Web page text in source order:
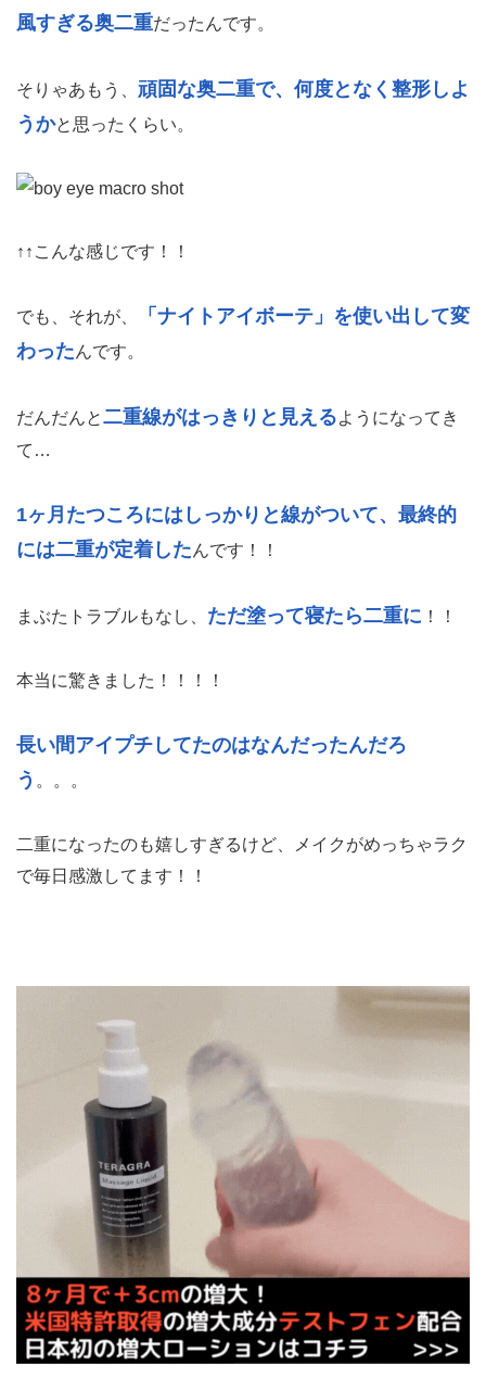
風すぎる奥二重だったんです。
そりゃあもう、 頑固な奥二重で、何度となく整形しよ
うかと思ったくらい。
↑↑こんな感じです！！
でも、それが、
「ナイトアイボーテ」を使い出して変
わったんです。
だんだんと二重線がはっきりと見えるようになってき
て…
1ヶ月たつころにはしっかりと線がついて、最終的
には二重が定着したんです！！
まぶたトラブルもなし、 ただ塗って寝たら二重に ！！
本当に驚きました！！！！
長い間アイプチしてたのはなんだったんだろ
う 。。。
二重になったのも嬉しすぎるけど、メイクがめっちゃラク
で毎日感激してます！！